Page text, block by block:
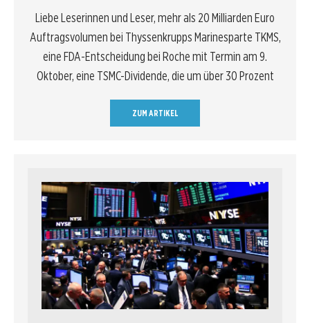
Liebe Leserinnen und Leser, mehr als 20 Milliarden Euro
Auftragsvolumen bei Thyssenkrupps Marinesparte TKMS,
eine FDA-Entscheidung bei Roche mit Termin am 9.
Oktober, eine TSMC-Dividende, die um über 30 Prozent
ZUM ARTIKEL